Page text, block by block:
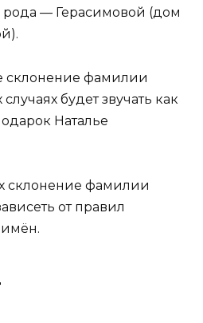
рода — Герасимовой (дом
склонение фамилии
будет звучать как
Наталье
склонение фамилии
от правил